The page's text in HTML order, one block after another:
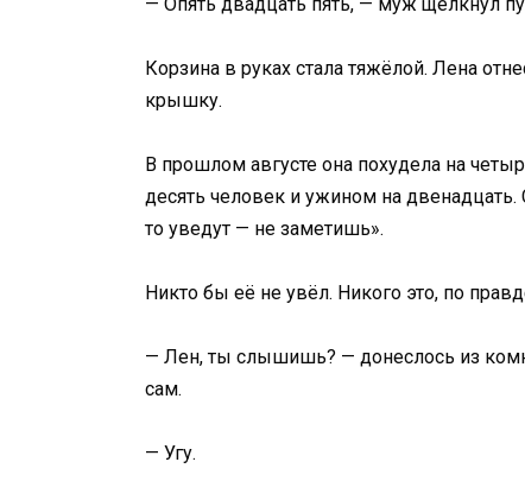
Корзина в руках стала тяжёлой. Лена
крышку.
В прошлом августе она похудела на
десять человек и ужином на
то уведут — не заметишь».
Никто бы её не увёл. Никого это, по
— Лен, ты слышишь? — донеслось из
сам.
— Угу.